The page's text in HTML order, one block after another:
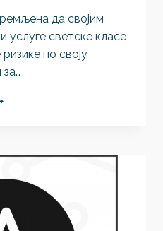
да својим
услуге светске класе
по своју